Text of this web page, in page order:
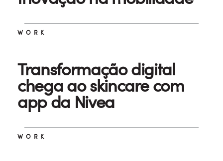
WORK
Transformação digital
chega ao skincare com
app da Nivea
WORK